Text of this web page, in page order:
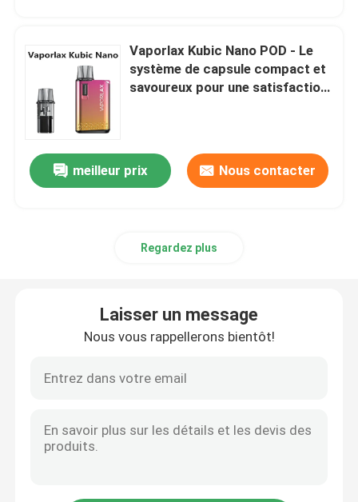
Mod
ELFBAR Vaperrrrrrur
Vaperrrrrrur EPLUS
Vapeur EPE
VAPORLAX vapeur
Vaporlax Kubic Nano POD - Le
système de capsule compact et
savoureux pour une satisfaction
meilleur prix Nous contacter
Regardez plus
Laisser un message
Nous vous rappellerons bientôt!